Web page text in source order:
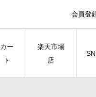
会員登
カー
ト
楽天市場
店